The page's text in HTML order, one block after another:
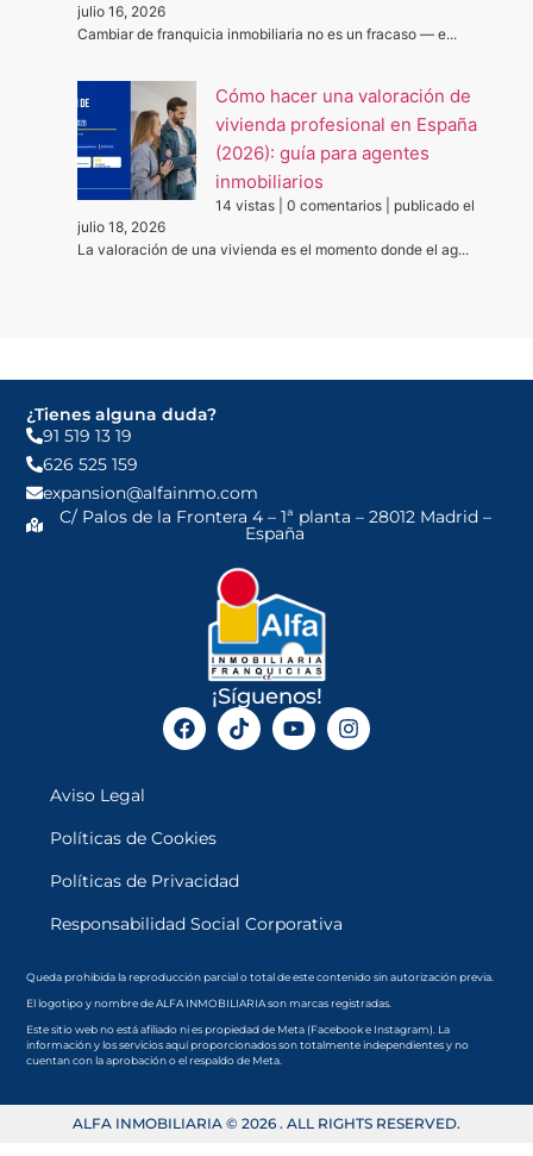
julio 16, 2026
Cambiar de franquicia inmobiliaria no es un fracaso — e...
Cómo hacer una valoración de
vivienda profesional en España
(2026): guía para agentes
inmobiliarios
14 vistas 0 comentarios
publicado el
julio 18, 2026
La valoración de una vivienda es el momento donde el ag...
¿Tienes alguna duda?
91 519 13 19
626 525 159
expansion@alfainmo.com
C/ Palos de la Frontera 4 – 1ª planta – 28012 Madrid –
España
¡Síguenos!
Aviso Legal
Políticas de Cookies
Políticas de Privacidad
Responsabilidad Social Corporativa
Queda prohibida la reproducción parcial o total de este contenido sin autorización previa.
El logotipo y nombre de ALFA INMOBILIARIA son marcas registradas.
Este sitio web no está afiliado ni es propiedad de Meta (Facebook e Instagram). La
información y los servicios aquí proporcionados son totalmente independientes y no
cuentan con la aprobación o el respaldo de Meta.
ALFA INMOBILIARIA © 2026 . ALL RIGHTS RESERVED.